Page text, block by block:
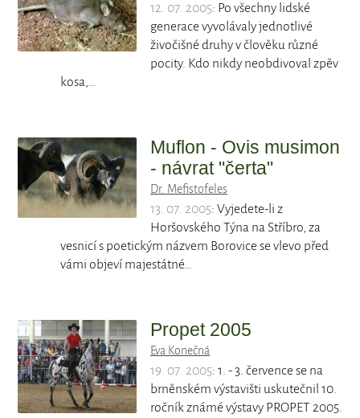
12. 07. 2005: Po všechny lidské
generace vyvolávaly jednotlivé
živočišné druhy v člověku různé
pocity. Kdo nikdy neobdivoval zpěv
kosa,…
Muflon - Ovis musimon
- návrat "čerta"
Dr. Mefistofeles
13. 07. 2005: Vyjedete-li z
Horšovského Týna na Stříbro, za
vesnicí s poetickým názvem Borovice se vlevo před
vámi objeví majestátné…
Propet 2005
Eva Konečná
19. 07. 2005: 1. - 3. července se na
brněnském výstavišti uskutečnil 10.
ročník známé výstavy PROPET 2005.